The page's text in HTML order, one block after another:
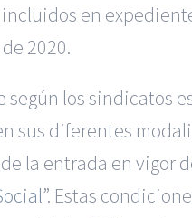
en
2020.
según los sindicatos
sus diferentes
la entrada en vigor
”. Estas